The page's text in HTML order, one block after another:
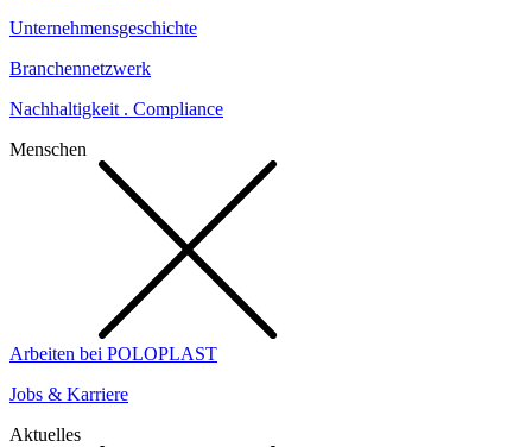
Unternehmensgeschichte
Branchennetzwerk
Nachhaltigkeit . Compliance
Menschen
Arbeiten bei POLOPLAST
Jobs & Karriere
Aktuelles